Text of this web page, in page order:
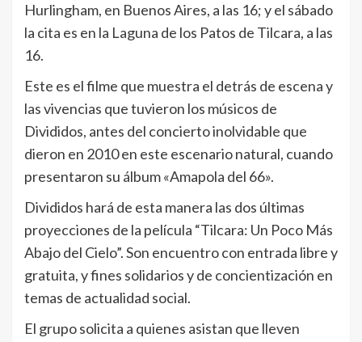
Hurlingham, en Buenos Aires, a las 16; y el sábado
la cita es en la Laguna de los Patos de Tilcara, a las
16.
Este es el filme que muestra el detrás de escena y
las vivencias que tuvieron los músicos de
Divididos, antes del concierto inolvidable que
dieron en 2010 en este escenario natural, cuando
presentaron su álbum «Amapola del 66».
Divididos hará de esta manera las dos últimas
proyecciones de la película “Tilcara: Un Poco Más
Abajo del Cielo”. Son encuentro con entrada libre y
gratuita, y fines solidarios y de concientización en
temas de actualidad social.
El grupo solicita a quienes asistan que lleven